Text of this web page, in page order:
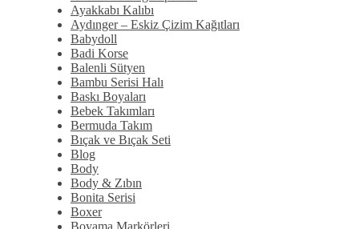
Ayakkabı Kalıbı
Aydınger – Eskiz Çizim Kağıtları
Babydoll
Badi Korse
Balenli Sütyen
Bambu Serisi Halı
Baskı Boyaları
Bebek Takımları
Bermuda Takım
Bıçak ve Bıçak Seti
Blog
Body
Body & Zıbın
Bonita Serisi
Boxer
Boyama Markörleri